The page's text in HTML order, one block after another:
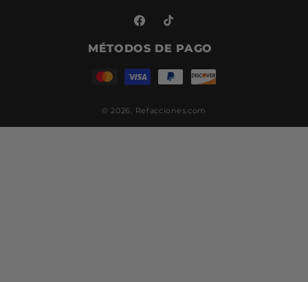
FacebookTikTok
MÉTODOS DE PAGO
© 2026, Refacciones.com